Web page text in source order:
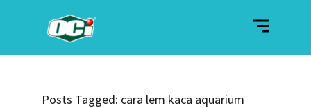
Posts Tagged: cara lem kaca aquarium